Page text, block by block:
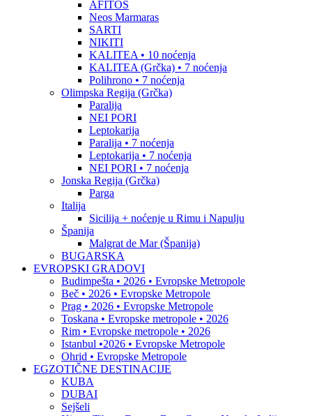
AFITOS
Neos Marmaras
SARTI
NIKITI
KALITEA • 10 noćenja
KALITEA (Grčka) • 7 noćenja
Polihrono • 7 noćenja
Olimpska Regija (Grčka)
Paralija
NEI PORI
Leptokarija
Paralija • 7 noćenja
Leptokarija • 7 noćenja
NEI PORI • 7 noćenja
Jonska Regija (Grčka)
Parga
Italija
Sicilija + noćenje u Rimu i Napulju
Španija
Malgrat de Mar (Španija)
BUGARSKA
EVROPSKI GRADOVI
Budimpešta • 2026 • Evropske Metropole
Beč • 2026 • Evropske Metropole
Prag • 2026 • Evropske Metropole
Toskana • Evropske metropole • 2026
Rim • Evropske metropole • 2026
Istanbul •2026 • Evropske Metropole
Ohrid • Evropske Metropole
EGZOTIČNE DESTINACIJE
KUBA
DUBAI
Sejšeli